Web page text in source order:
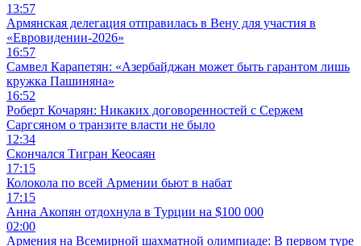
13:57
Армянская делегация отправилась в Вену для участия в
«Евровидении-2026»
16:57
Самвел Карапетян: «Азербайджан может быть гарантом лишь
кружка Пашиняна»
16:52
Роберт Кочарян: Никаких договоренностей с Сержем
Саргсяном о транзите власти не было
12:34
Скончался Тигран Кеосаян
17:15
Колокола по всей Армении бьют в набат
17:15
Анна Акопян отдохнула в Турции на $100 000
02:00
Армения на Всемирной шахматной олимпиаде: В первом туре